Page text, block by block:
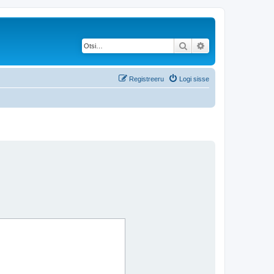
Otsi
Logi sisse
Registreeru